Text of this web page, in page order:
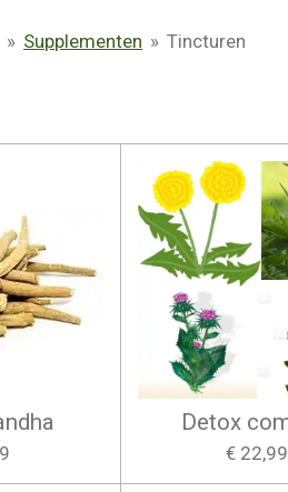
» Supplementen » Tincturen
Detox
€ 22,99